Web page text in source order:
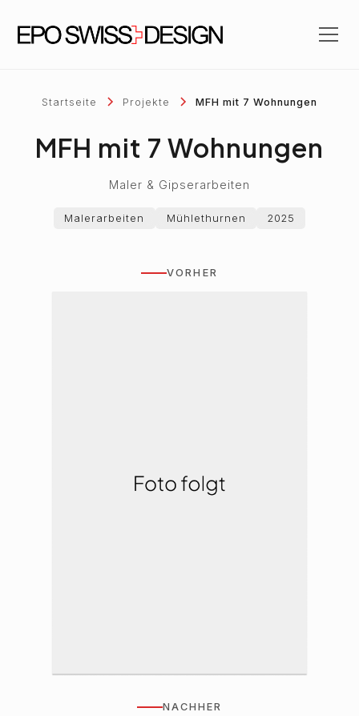
Startseite Projekte MFH mit 7 Wohnungen
MFH mit 7 Wohnungen
Maler & Gipserarbeiten
Malerarbeiten Mühlethurnen 2025
VORHER
NACHHER